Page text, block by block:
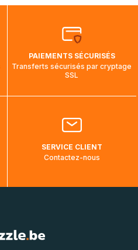
PAIEMENTS SÉCURISÉS
Transferts sécurisés par cryptage
SSL
SERVICE CLIENT
Contactez-nous